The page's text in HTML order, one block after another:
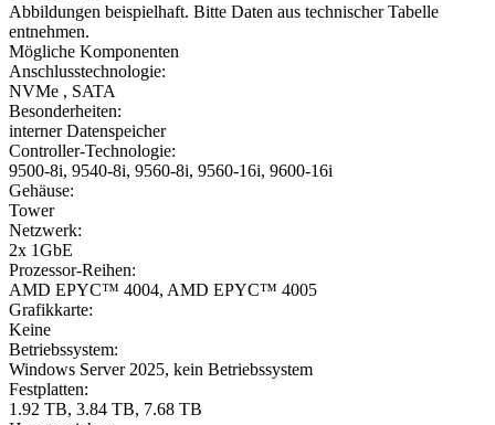
Abbildungen beispielhaft. Bitte Daten aus technischer Tabelle
entnehmen.
Mögliche Komponenten
Anschlusstechnologie:
NVMe , SATA
Besonderheiten:
interner Datenspeicher
Controller-Technologie:
9500-8i, 9540-8i, 9560-8i, 9560-16i, 9600-16i
Gehäuse:
Tower
Netzwerk:
2x 1GbE
Prozessor-Reihen:
AMD EPYC™ 4004, AMD EPYC™ 4005
Grafikkarte:
Keine
Betriebssystem:
Windows Server 2025, kein Betriebssystem
Festplatten:
1.92 TB, 3.84 TB, 7.68 TB